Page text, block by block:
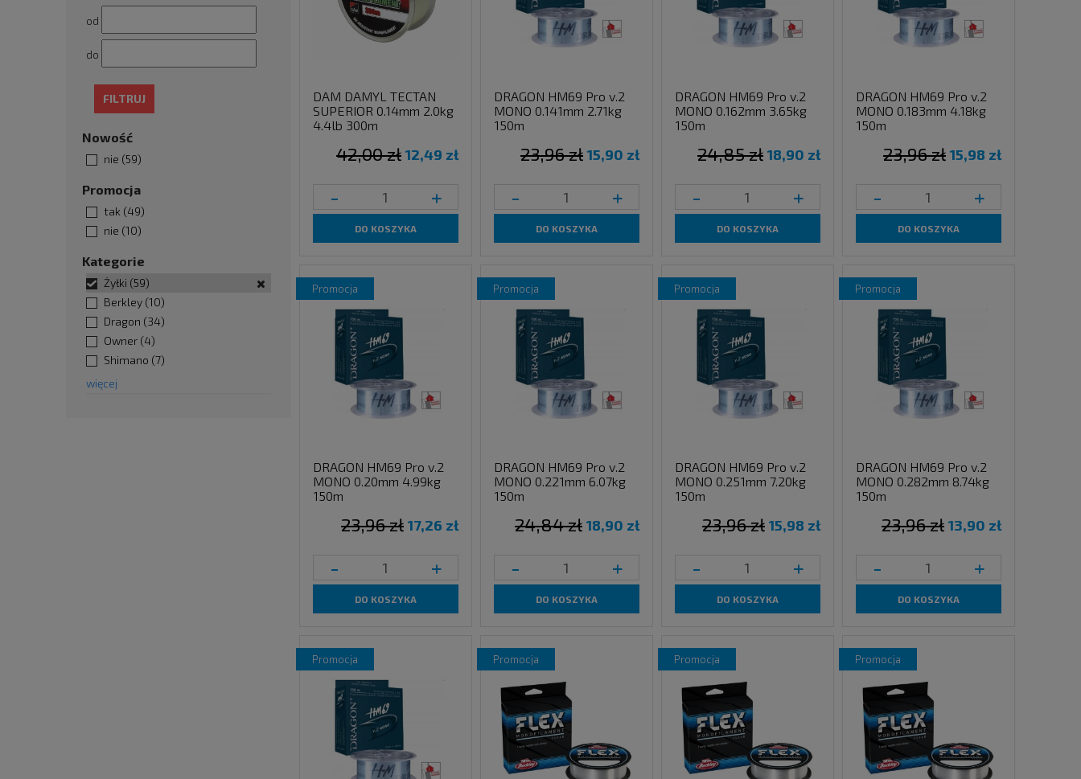
Kategorie
Żyłki (59)
Berkley (10)
Dragon (34)
Owner (4)
Shimano (7)
więcej
od
do
FILTRUJ
Nowość
nie (59)
Promocja
tak (49)
nie (10)
DAM DAMYL TECTAN
SUPERIOR 0.14mm 2.0kg
4.4lb 300m
12,49 zł
42,00 zł
- +
DO KOSZYKA
DRAGON HM69 Pro v.2
MONO 0.141mm 2.71kg
150m
15,90 zł
23,96 zł
- +
DO KOSZYKA
DRAGON HM69 Pro v.2
MONO 0.162mm 3.65kg
150m
18,90 zł
24,85 zł
- +
DO KOSZYKA
DRAGON HM69 Pro v.2
MONO 0.183mm 4.18kg
150m
15,98 zł
23,96 zł
- +
DO KOSZYKA
DRAGON HM69 Pro v.2
MONO 0.20mm 4.99kg
150m
17,26 zł
23,96 zł
- +
DO KOSZYKA
promocja
DRAGON HM69 Pro v.2
MONO 0.221mm 6.07kg
150m
18,90 zł
24,84 zł
- +
DO KOSZYKA
promocja
DRAGON HM69 Pro v.2
MONO 0.251mm 7.20kg
150m
15,98 zł
23,96 zł
- +
DO KOSZYKA
promocja
DRAGON HM69 Pro v.2
MONO 0.282mm 8.74kg
150m
13,90 zł
23,96 zł
- +
DO KOSZYKA
promocja
promocja promocja promocja promocja